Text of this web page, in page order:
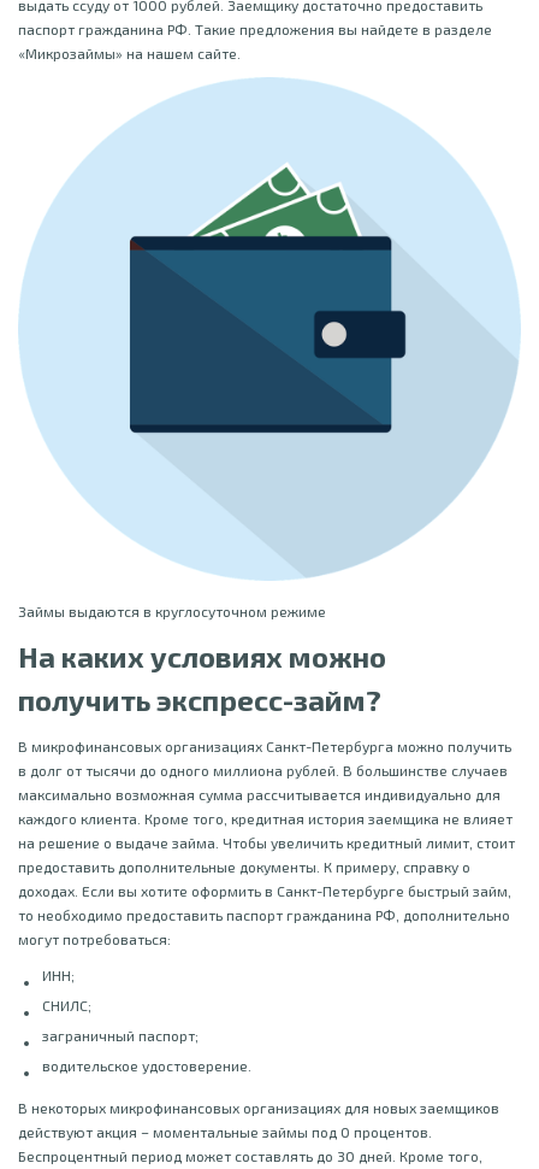
выдать ссуду от 1000 рублей. Заемщику достаточно предоставить
паспорт гражданина РФ. Такие предложения вы найдете в разделе
«Микрозаймы» на нашем сайте.
Займы выдаются в круглосуточном режиме
На каких условиях можно
получить экспресс-займ?
В микрофинансовых организациях Санкт-Петербурга можно получить
в долг от тысячи до одного миллиона рублей. В большинстве случаев
максимально возможная сумма рассчитывается индивидуально для
каждого клиента. Кроме того, кредитная история заемщика не влияет
на решение о выдаче займа. Чтобы увеличить кредитный лимит, стоит
предоставить дополнительные документы. К примеру, справку о
доходах. Если вы хотите оформить в Санкт-Петербурге быстрый займ,
то необходимо предоставить паспорт гражданина РФ, дополнительно
могут потребоваться:
ИНН;
СНИЛС;
заграничный паспорт;
водительское удостоверение.
В некоторых микрофинансовых организациях для новых заемщиков
действуют акция – моментальные займы под 0 процентов.
Беспроцентный период может составлять до 30 дней. Кроме того,